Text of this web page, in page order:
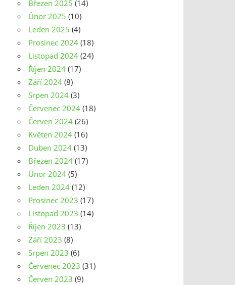
Březen 2025 (14)
Únor 2025 (10)
Leden 2025 (4)
Prosinec 2024 (18)
Listopad 2024 (24)
Říjen 2024 (17)
Září 2024 (8)
Srpen 2024 (3)
Červenec 2024 (18)
Červen 2024 (26)
Květen 2024 (16)
Duben 2024 (13)
Březen 2024 (17)
Únor 2024 (5)
Leden 2024 (12)
Prosinec 2023 (17)
Listopad 2023 (14)
Říjen 2023 (13)
Září 2023 (8)
Srpen 2023 (6)
Červenec 2023 (31)
Červen 2023 (9)